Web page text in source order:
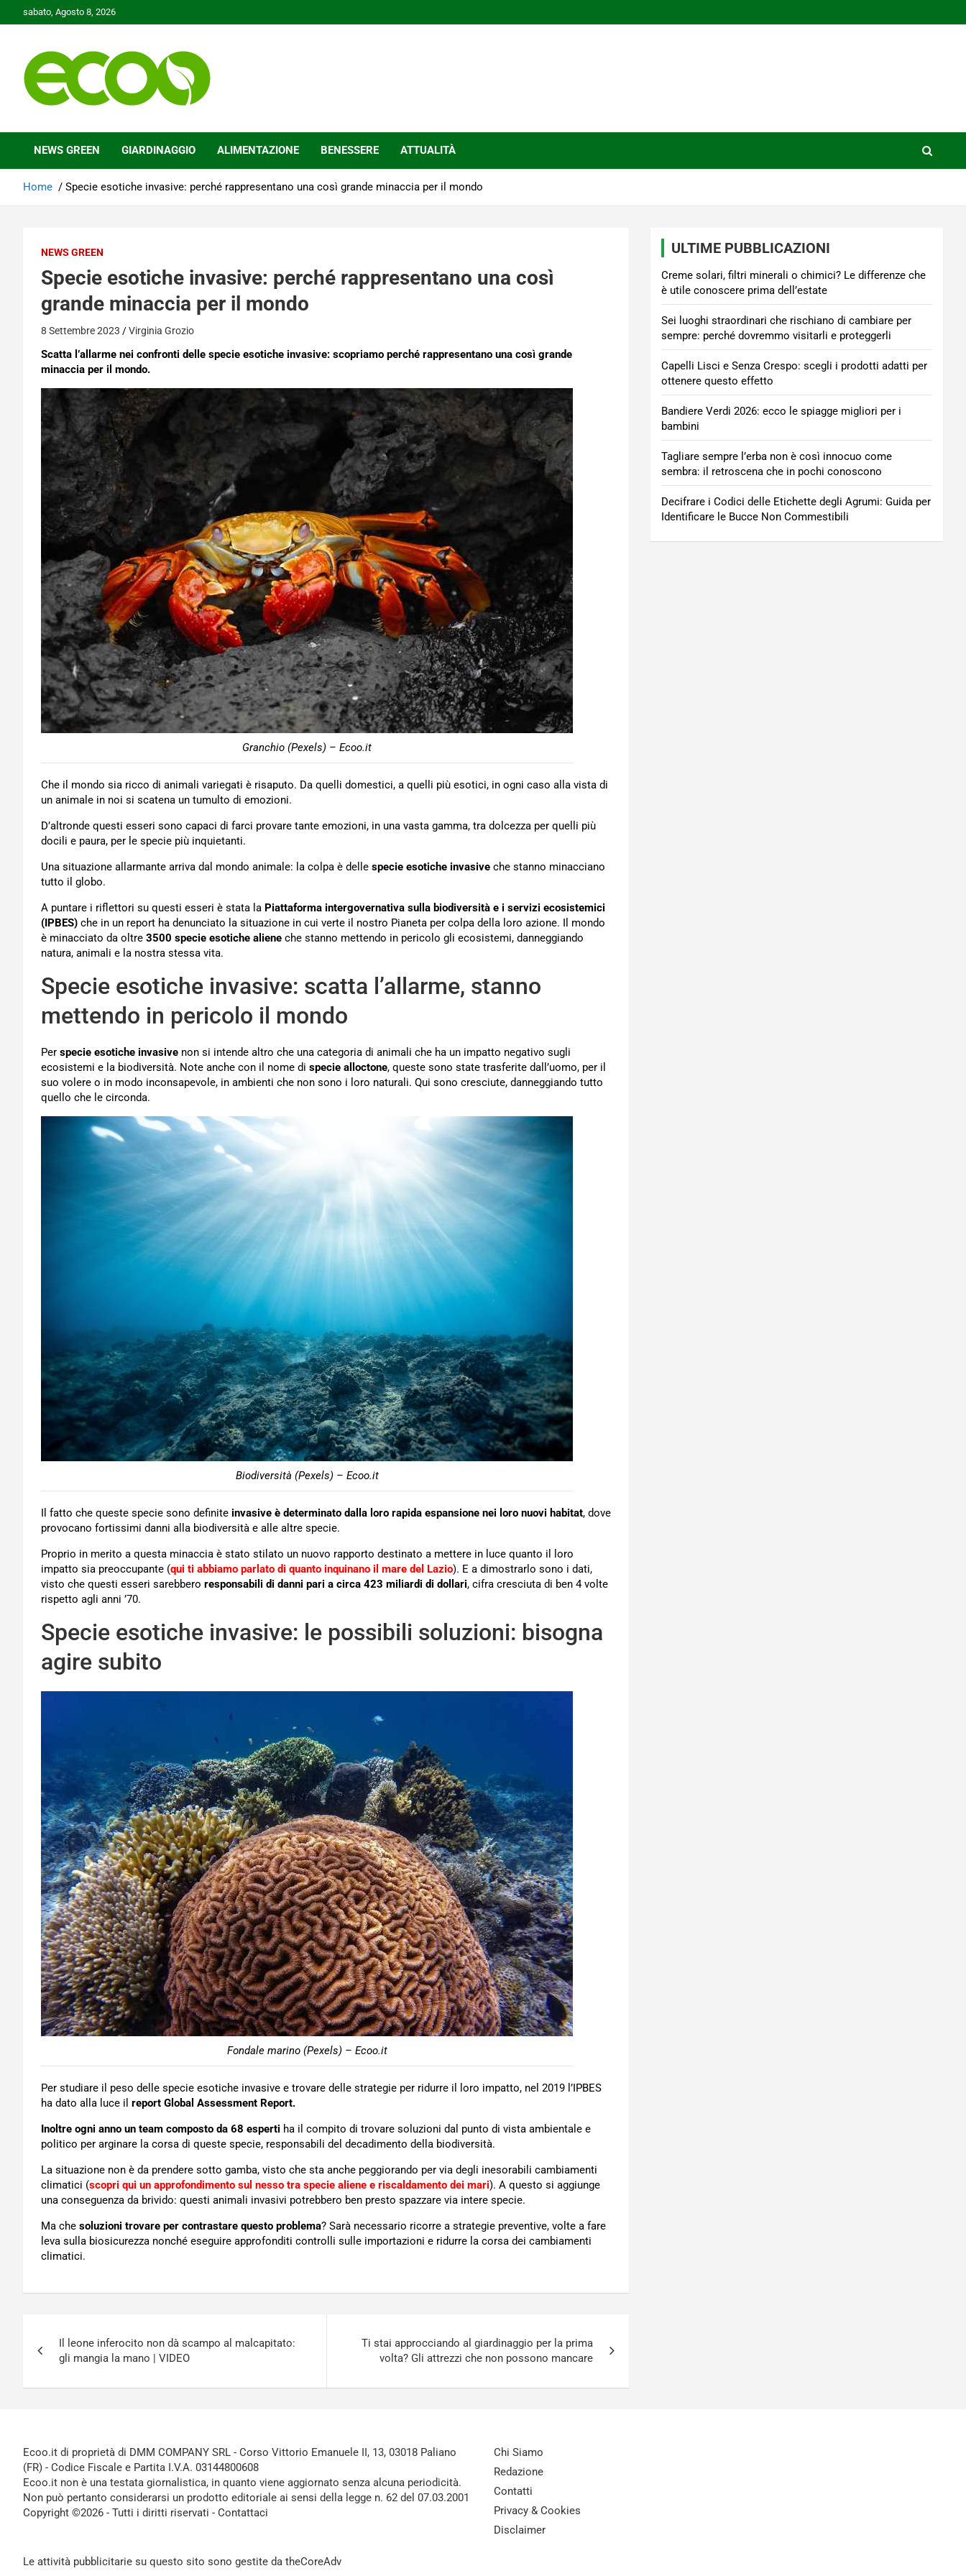
to
sabato, Agosto 8, 2026
Ecoo.it
NEWS GREEN GIARDINAGGIO ALIMENTAZIONE BENESSERE ATTUALITÀ
Home Specie esotiche invasive: perché rappresentano una così grande minaccia per il mondo
NEWS GREEN
Specie esotiche invasive: perché rappresentano una così
grande minaccia per il mondo
8 Settembre 2023 Virginia Grozio
Scatta l’allarme nei confronti delle specie esotiche invasive: scopriamo perché rappresentano una così grande
minaccia per il mondo.
Granchio (Pexels) – Ecoo.it
Che il mondo sia ricco di animali variegati è risaputo. Da quelli domestici, a quelli più esotici, in ogni caso alla vista di
un animale in noi si scatena un tumulto di emozioni.
D’altronde questi esseri sono capaci di farci provare tante emozioni, in una vasta gamma, tra dolcezza per quelli più
docili e paura, per le specie più inquietanti.
Una situazione allarmante arriva dal mondo animale: la colpa è delle specie esotiche invasive che stanno minacciano
tutto il globo.
A puntare i riflettori su questi esseri è stata la Piattaforma intergovernativa sulla biodiversità e i servizi ecosistemici
(IPBES) che in un report ha denunciato la situazione in cui verte il nostro Pianeta per colpa della loro azione. Il mondo
è minacciato da oltre 3500 specie esotiche aliene che stanno mettendo in pericolo gli ecosistemi, danneggiando
natura, animali e la nostra stessa vita.
Specie esotiche invasive: scatta l’allarme, stanno
mettendo in pericolo il mondo
Per specie esotiche invasive non si intende altro che una categoria di animali che ha un impatto negativo sugli
ecosistemi e la biodiversità. Note anche con il nome di specie alloctone, queste sono state trasferite dall’uomo, per il
suo volere o in modo inconsapevole, in ambienti che non sono i loro naturali. Qui sono cresciute, danneggiando tutto
quello che le circonda.
Biodiversità (Pexels) – Ecoo.it
Il fatto che queste specie sono definite invasive è determinato dalla loro rapida espansione nei loro nuovi habitat, dove
provocano fortissimi danni alla biodiversità e alle altre specie.
Proprio in merito a questa minaccia è stato stilato un nuovo rapporto destinato a mettere in luce quanto il loro
impatto sia preoccupante (qui ti abbiamo parlato di quanto inquinano il mare del Lazio). E a dimostrarlo sono i dati,
visto che questi esseri sarebbero responsabili di danni pari a circa 423 miliardi di dollari, cifra cresciuta di ben 4 volte
rispetto agli anni ’70.
Specie esotiche invasive: le possibili soluzioni: bisogna
agire subito
Fondale marino (Pexels) – Ecoo.it
Per studiare il peso delle specie esotiche invasive e trovare delle strategie per ridurre il loro impatto, nel 2019 l’IPBES
ha dato alla luce il report Global Assessment Report.
Inoltre ogni anno un team composto da 68 esperti ha il compito di trovare soluzioni dal punto di vista ambientale e
politico per arginare la corsa di queste specie, responsabili del decadimento della biodiversità.
La situazione non è da prendere sotto gamba, visto che sta anche peggiorando per via degli inesorabili cambiamenti
climatici (scopri qui un approfondimento sul nesso tra specie aliene e riscaldamento dei mari). A questo si aggiunge
una conseguenza da brivido: questi animali invasivi potrebbero ben presto spazzare via intere specie.
Ma che soluzioni trovare per contrastare questo problema? Sarà necessario ricorre a strategie preventive, volte a fare
leva sulla biosicurezza nonché eseguire approfonditi controlli sulle importazioni e ridurre la corsa dei cambiamenti
climatici.
articoli
Il leone inferocito non dà scampo al malcapitato:
gli mangia la mano | VIDEO
Ti stai approcciando al giardinaggio per la prima
volta? Gli attrezzi che non possono mancare
ULTIME PUBBLICAZIONI
Creme solari, filtri minerali o chimici? Le differenze che
è utile conoscere prima dell’estate
Sei luoghi straordinari che rischiano di cambiare per
sempre: perché dovremmo visitarli e proteggerli
Capelli Lisci e Senza Crespo: scegli i prodotti adatti per
ottenere questo effetto
Bandiere Verdi 2026: ecco le spiagge migliori per i
bambini
Tagliare sempre l’erba non è così innocuo come
sembra: il retroscena che in pochi conoscono
Decifrare i Codici delle Etichette degli Agrumi: Guida per
Identificare le Bucce Non Commestibili
Ecoo.it di proprietà di DMM COMPANY SRL - Corso Vittorio Emanuele II, 13, 03018 Paliano
(FR) - Codice Fiscale e Partita I.V.A. 03144800608
Ecoo.it non è una testata giornalistica, in quanto viene aggiornato senza alcuna periodicità.
Non può pertanto considerarsi un prodotto editoriale ai sensi della legge n. 62 del 07.03.2001
Copyright ©2026 - Tutti i diritti riservati - Contattaci
Le attività pubblicitarie su questo sito sono gestite da theCoreAdv
Chi Siamo
Redazione
Contatti
Privacy & Cookies
Disclaimer